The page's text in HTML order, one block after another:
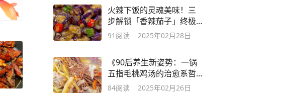
火辣下饭的灵魂美味！三
步解锁「香辣茄子」终极
诱惑
91 阅读 2025年02月28日
《90后养生新姿势：一锅
五指毛桃鸡汤的治愈系哲
学》
84阅读 2025年02月26日